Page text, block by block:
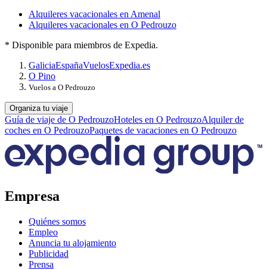
Alquileres vacacionales en Amenal
Alquileres vacacionales en O Pedrouzo
* Disponible para miembros de Expedia.
GaliciaEspañaVuelosExpedia.es
O Pino
Vuelos a O Pedrouzo
Organiza tu viaje
Guía de viaje de O PedrouzoHoteles en O PedrouzoAlquiler de
coches en O PedrouzoPaquetes de vacaciones en O Pedrouzo
Empresa
Quiénes somos
Empleo
Anuncia tu alojamiento
Publicidad
Prensa